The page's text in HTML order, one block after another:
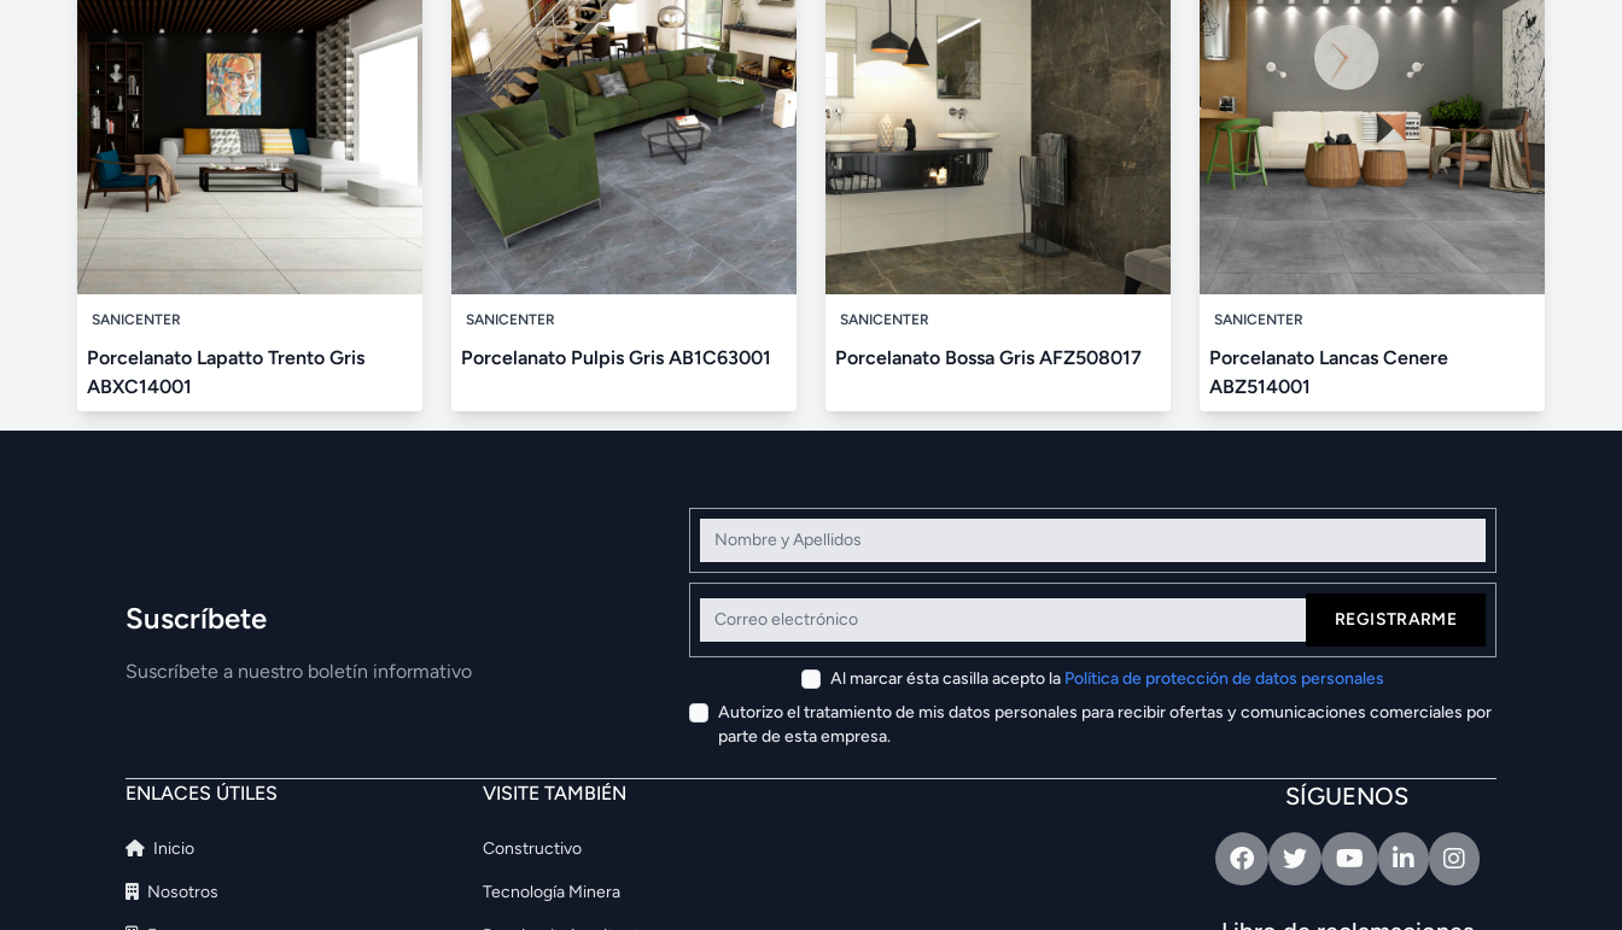
SANICENTER
Porcelanato Lapatto Trento Gris
ABXC14001
SANICENTER
Porcelanato Pulpis Gris AB1C63001
SANICENTER
Porcelanato Bossa Gris AFZ508017
SANICENTER
Porcelanato Lancas Cenere
ABZ514001
Suscríbete
Suscríbete a nuestro boletín informativo
Nombre y Apellidos
Correo electrónico
REGISTRARME
Al marcar ésta casilla acepto la Política de protección de datos personales
Autorizo el tratamiento de mis datos personales para recibir ofertas y comunicaciones comerciales por
parte de esta empresa.
ENLACES ÚTILES
Inicio
Nosotros
VISITE TAMBIÉN
Constructivo
Tecnología Minera
SÍGUENOS
FacebookTwitterYoutubeLinkedinIntagram